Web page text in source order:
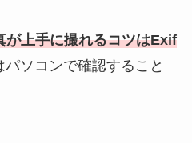
が上手に撮れるコツはExif
ソコンで確認すること